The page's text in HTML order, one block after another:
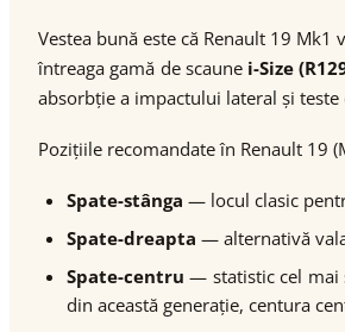
Vestea bună este că Renault 19
întreaga gamă de scaune i-Size
absorbție a impactului lateral și
Pozițiile recomandate în Renault 19
Spate-stânga — locul clasic
Spate-dreapta — alternativă
Spate-centru — statistic cel mai
din această generație, centura